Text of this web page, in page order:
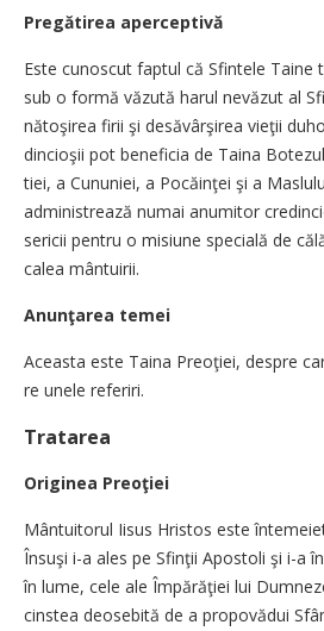
Pregătirea aperceptivă
Este cunoscut faptul că Sfin­te­le Taine
sub o formă văzută harul ne­­vă­zut al
nătoşirea firii şi de­să­vâr­şi­rea vie­ţii
dincioşii pot beneficia de Tai­na
tiei, a Cununiei, a Po­că­­inţei şi a
administrează nu­mai anu­mi­tor
sericii pentru o misiune spe­cia­­lă de
calea mântui­rii.
Anunţarea temei
Aceasta este Taina Preoţiei, des­pre
re unele referiri.
Tratarea
Originea Preoţiei
Mântuitorul Iisus Hristos este
Însuşi i-a ales pe Sfinţii A­postoli şi i-a
în lume, cele ale Îm­pă­răţiei lui
cinstea deo­se­bită de a propovădui